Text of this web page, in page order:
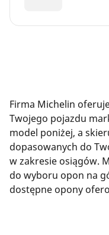
Firma Michelin
Twojego pojazdu
model poniżej, a
dopasowanych do
w zakresie osiągów.
do wyboru opon na
dostępne opony